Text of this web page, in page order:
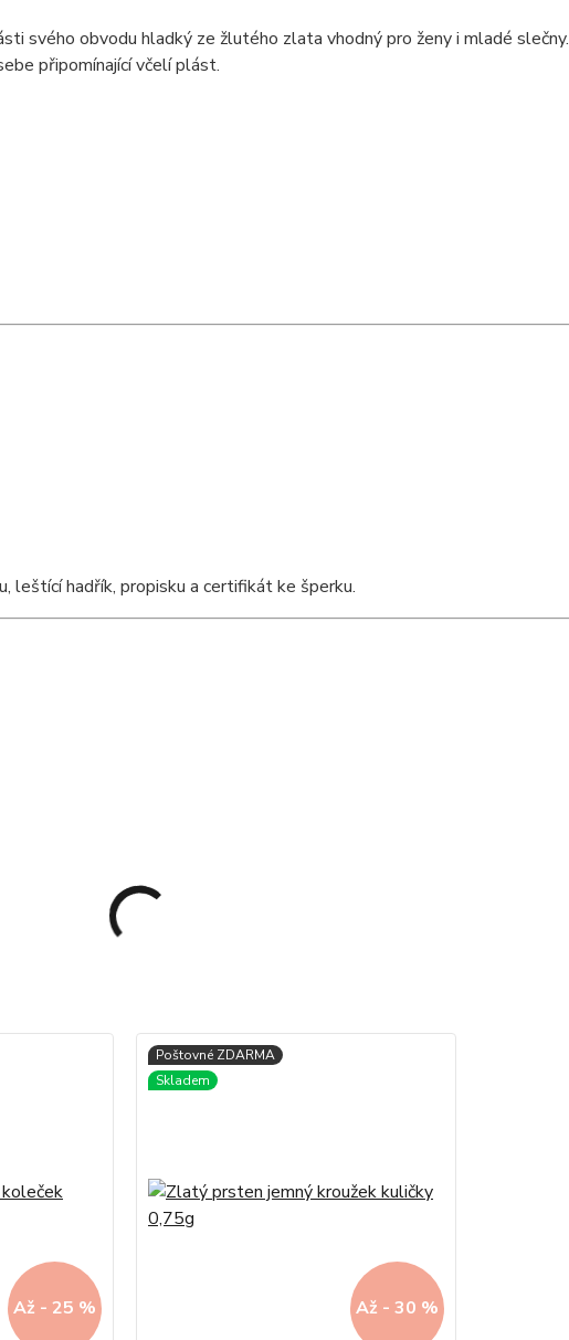
svého obvodu hladký ze žlutého zlata vhodný pro ženy i mladé slečny.
připomínající včelí plást.
leštící hadřík, propisku a certifikát ke šperku.
Až - 25 % Až - 30 %